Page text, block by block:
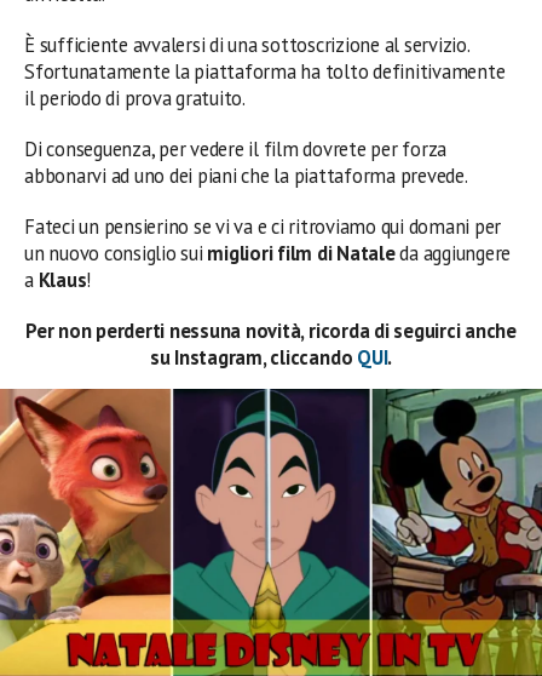
È sufficiente avvalersi di una sottoscrizione al servizio.
Sfortunatamente la piattaforma ha tolto definitivamente
il periodo di prova gratuito.
Di conseguenza, per vedere il film dovrete per forza
abbonarvi ad uno dei piani che la piattaforma prevede.
Fateci un pensierino se vi va e ci ritroviamo qui domani per
un nuovo consiglio sui migliori film di Nataleda aggiungere
a Klaus!
Per non perderti nessuna novità, ricorda di seguirci anche
su Instagram, cliccando QUI.